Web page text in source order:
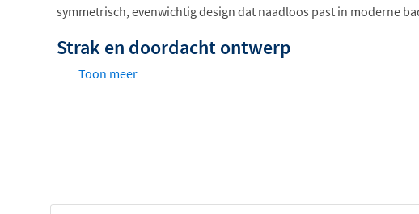
symmetrisch, evenwichtig design dat naadloos past in moderne
Strak en doordacht ontwerp
Glasbeslag in zes kleuren: chroom, mat zwart, RVS-kleurig,
Toon meer